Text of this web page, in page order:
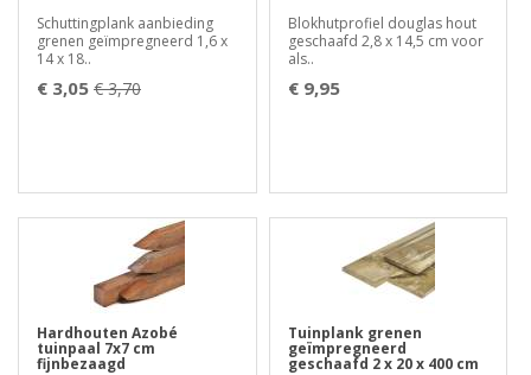
Schuttingplank aanbieding
grenen geïmpregneerd 1,6 x
14 x 18..
€ 3,05 € 3,70
Blokhutprofiel douglas hout
geschaafd 2,8 x 14,5 cm voor
als..
€ 9,95
Hardhouten Azobé
tuinpaal 7x7 cm
fijnbezaagd
Tuinplank grenen
geïmpregneerd
geschaafd 2 x 20 x 400 cm